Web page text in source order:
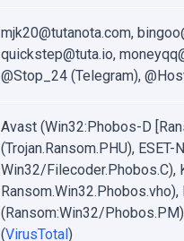
mjk20@tutanota.com,
quickstep@tuta.io,
@Stop_24 (Telegram),
Avast (Win32:Phobos-D
(Trojan.Ransom.PHU),
Win32/Filecoder.Phobos.C),
(Ransom:Win32/
(VirusTotal)